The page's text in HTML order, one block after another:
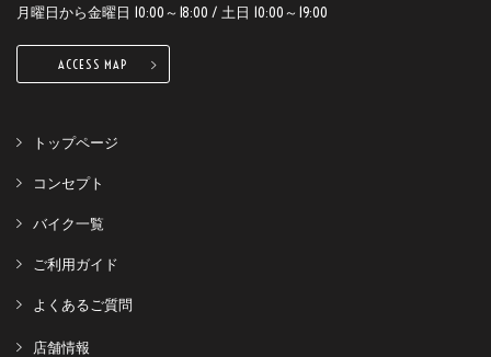
月曜日から金曜日 10:00～18:00 / 土日 10:00～19:00
ACCESS MAP
トップページ
コンセプト
バイク一覧
ご利用ガイド
よくあるご質問
店舗情報